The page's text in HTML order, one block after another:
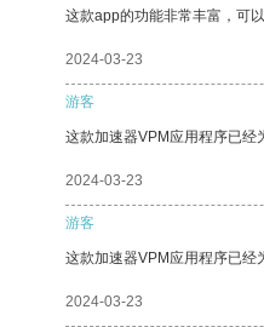
这款app的功能非常丰富，可
2024-03-23
游客
这款加速器VPM应用程序已经
2024-03-23
游客
这款加速器VPM应用程序已经
2024-03-23